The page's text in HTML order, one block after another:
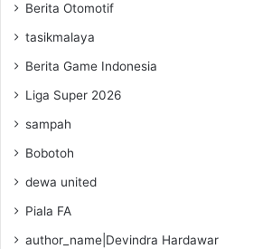
Berita Otomotif
tasikmalaya
Berita Game Indonesia
Liga Super 2026
sampah
Bobotoh
dewa united
Piala FA
author_name|Devindra Hardawar